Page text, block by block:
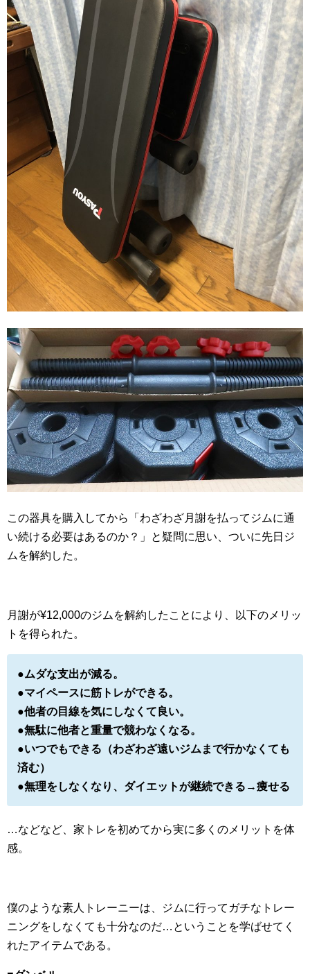
この器具を購入してから「わざわざ月謝を払ってジムに通
い続ける必要はあるのか？」と疑問に思い、ついに先日ジ
ムを解約した。
月謝が¥12,000のジムを解約したことにより、以下のメリッ
トを得られた。
●ムダな支出が減る。
●マイペースに筋トレができる。
●他者の目線を気にしなくて良い。
●無駄に他者と重量で競わなくなる。
●いつでもできる（わざわざ遠いジムまで行かなくても
済む）
●無理をしなくなり、ダイエットが継続できる→痩せる
…などなど、家トレを初めてから実に多くのメリットを体
感。
僕のような素人トレーニーは、ジムに行ってガチなトレー
ニングをしなくても十分なのだ…ということを学ばせてく
れたアイテムである。